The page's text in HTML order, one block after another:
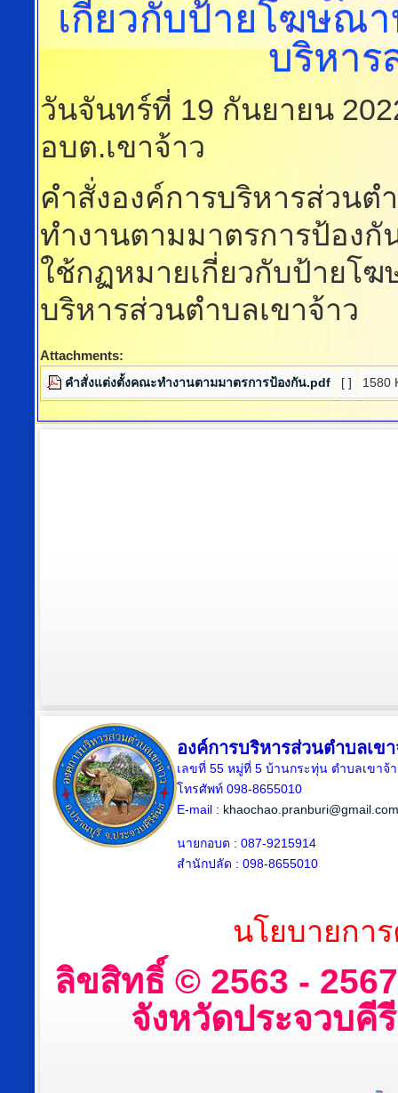
เกี่ยวกับป้ายโฆษณ
บริหาร
วันจันทร์ที่ 19 กันยายน
อบต.เขาจ้าว
คำสั่งองค์การบริหารส่วนต
ทำงานตามมาตรการป้อง
ใช้กฏหมายเกี่ยวกับป้ายโ
บริหารส่วนตำบลเขาจ้าว
Attachments:
คำสั่งแต่งตั้งคณะทำงานตามมาตรการป้องกัน.pdf [ ] 1580
องค์การบริหารส่วนตำบลเข
เลขที่ 55 หมู่ที่ 5 บ้านกระทุ่น ตำบลเขาจ้
โทรศัพท์ 098-8655010
E-mail : khaochao.pranburi@gmail.com
นายกอบต : 087-9215914
สำนักปลัด : 098-8655010
นโยบายกา
ลิขสิทธิ์ © 2563 -
จังหวัดประจวบคี